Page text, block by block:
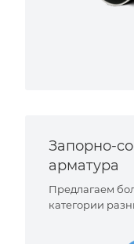
Запорно-
арматура
Предлагаем
категории